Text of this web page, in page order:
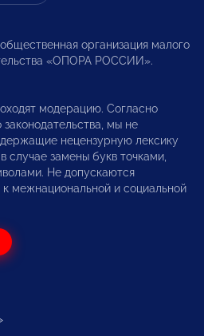
организация малого
«ОПОРА РОССИИ».
модерацию. Согласно
мы не
нецензурную лексику
случае замены букв точками,
Не допускаются
межнациональной и социальной